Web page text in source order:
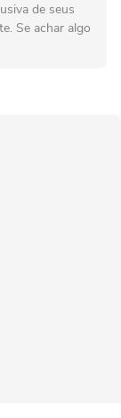
de seus
Se achar algo